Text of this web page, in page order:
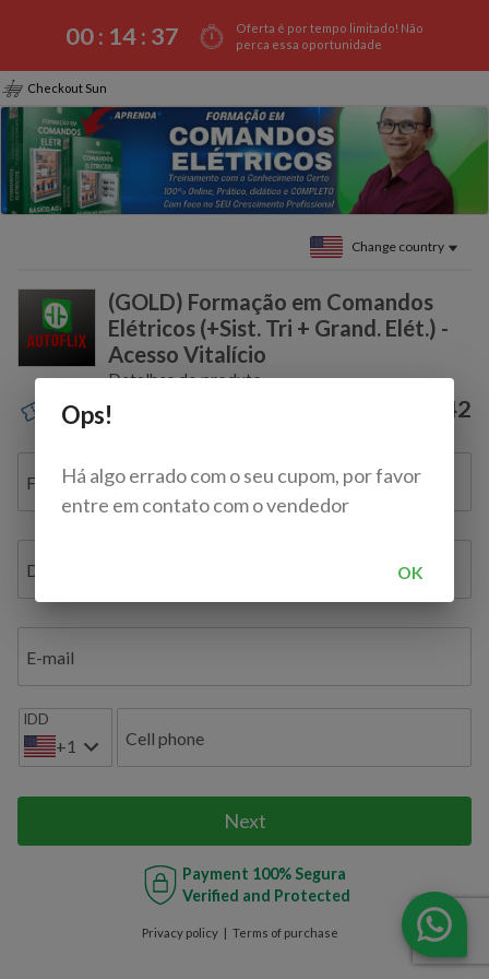
00 : 14: 37
Oferta é por tempo limitado! Não
perca essa oportunidade
Checkout Sun
Change country
(GOLD) Formação em Comandos
Elétricos (+Sist. Tri + Grand. Elét.) -
Acesso Vitalício
Detalhes do produto
Discount coupon? $300.42
Full name
Document ID / VAT / TAX ID / Bil. de Identidade
E-mail
IDD
+1 Cell phone
Next
Payment 100% Segura
Verified and Protected
Privacy policy Terms of purchase
Ops!
Há algo errado com o seu cupom, por favor
entre em contato com o vendedor
OK